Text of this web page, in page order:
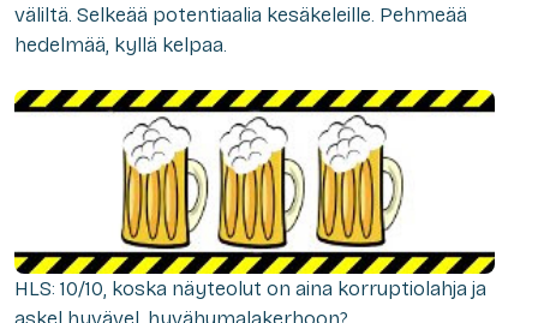
väliltä. Selkeää potentiaalia kesäkeleille. Pehmeää
hedelmää, kyllä kelpaa.
HLS: 10/10, koska näyteolut on aina korruptiolahja ja